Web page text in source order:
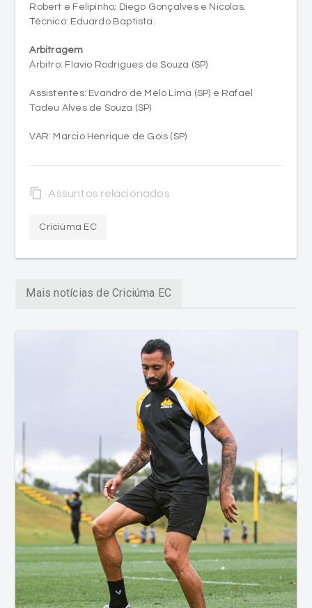
Arbitragem
Árbitro: Flavio Rodrigues de Souza (SP)
Assistentes: Evandro de Melo Lima (SP) e Rafael
Tadeu Alves de Souza (SP)
VAR: Marcio Henrique de Gois (SP)